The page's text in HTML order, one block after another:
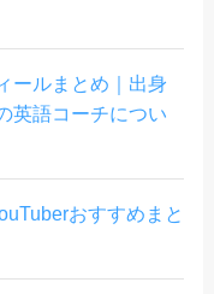
ールまとめ｜出身
英語コーチについ
おすすめまと